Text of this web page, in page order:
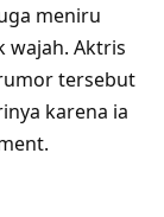
meniru
wajah. Aktris
tersebut
karena ia